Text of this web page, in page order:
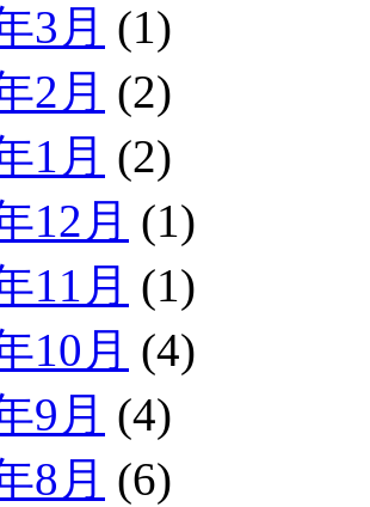
3月 (1)
2月 (2)
1月 (2)
12月 (1)
11月 (1)
10月 (4)
9月 (4)
8月 (6)